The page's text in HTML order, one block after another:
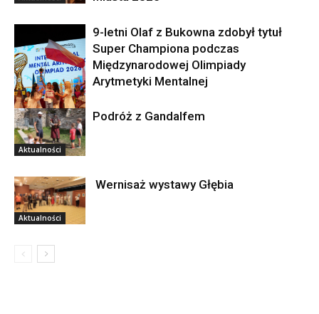
Aktualności
9-letni Olaf z Bukowna zdobył tytuł
Super Championa podczas
Międzynarodowej Olimpiady
Arytmetyki Mentalnej
Aktualności
Podróż z Gandalfem
Aktualności
Wernisaż wystawy Głębia